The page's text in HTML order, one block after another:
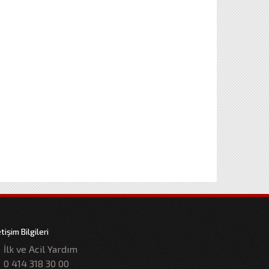
Bilgileri
İlk ve Acil Yardım
0 414 318 30 00